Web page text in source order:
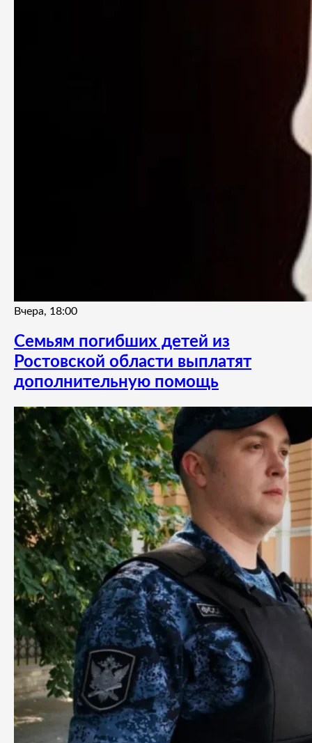
Вчера, 18:00
Семьям погибших детей из
Ростовской области выплатят
дополнительную помощь